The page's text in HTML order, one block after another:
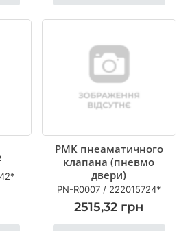
РМК пнеаматичного
клапана (пневмо
двери)
PN-R0007/ 222015724*
2515,32 грн